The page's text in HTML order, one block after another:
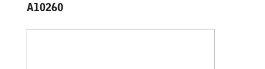
A10260